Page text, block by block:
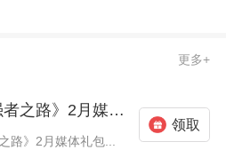
更多+
《航海王强者之路》2月媒体礼包
路》2月媒体礼包...
领取